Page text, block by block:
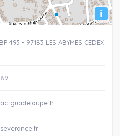
i
493 - 97183 LES ABYMES CEDEX
guadeloupe.fr